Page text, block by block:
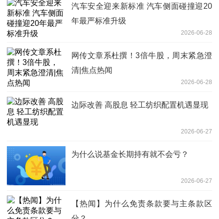
汽车安全迎来新标准 汽车侧面碰撞迎20
年最严标准升级
2026-06-28
网传文章系杜撰！3倍牛股，周末紧急澄
清|焦点热闻
2026-06-28
边际改善 高股息 轻工纺织配置机遇显现
2026-06-27
为什么说基金长期持有就不会亏？
2026-06-27
【热闻】为什么免责条款要与主条款区